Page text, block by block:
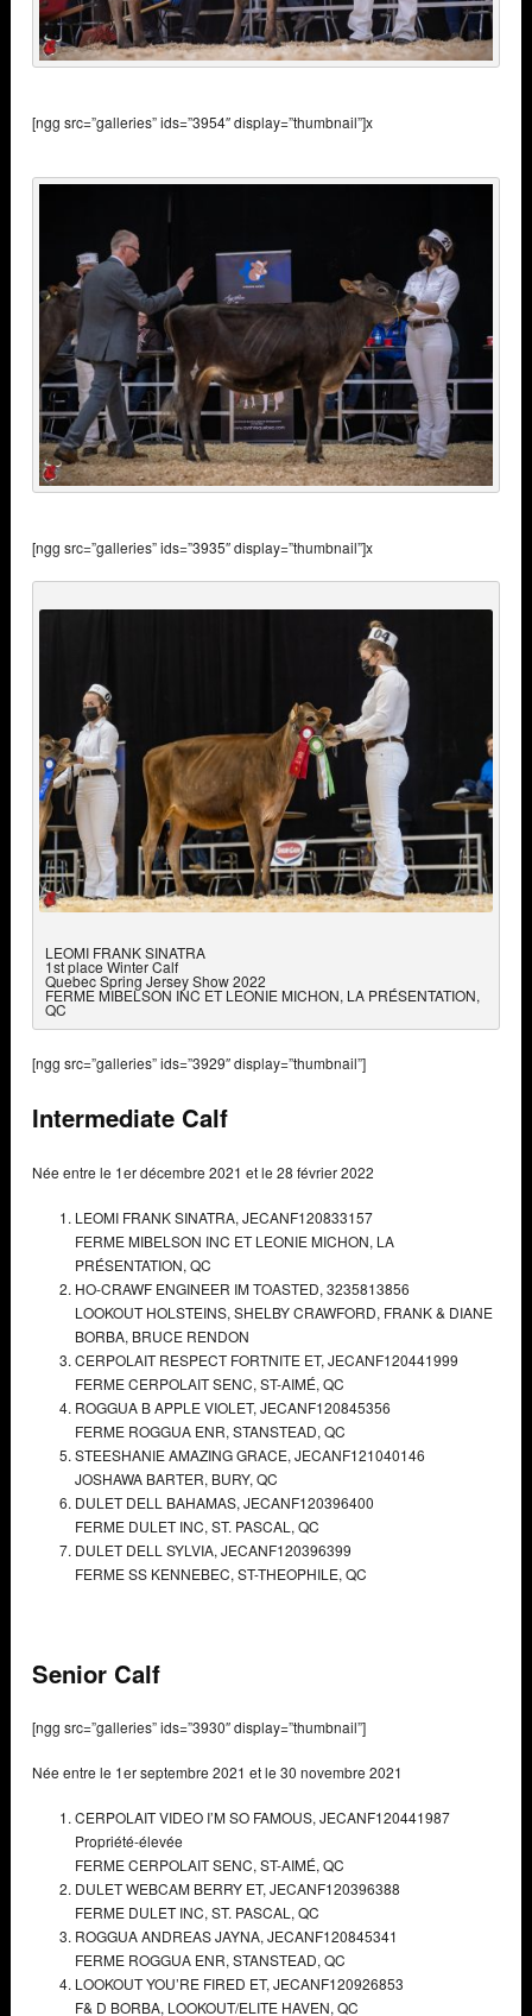
[ngg src=”galleries” ids=”3954″ display=”thumbnail”]x
[ngg src=”galleries” ids=”3935″ display=”thumbnail”]x
LEOMI FRANK SINATRA
1st place Winter Calf
Quebec Spring Jersey Show 2022
FERME MIBELSON INC ET LEONIE MICHON, LA PRÉSENTATION,
QC
[ngg src=”galleries” ids=”3929″ display=”thumbnail”]
Intermediate Calf
Née entre le 1er décembre 2021 et le 28 février 2022
LEOMI FRANK SINATRA, JECANF120833157
FERME MIBELSON INC ET LEONIE MICHON, LA
PRÉSENTATION, QC
HO-CRAWF ENGINEER IM TOASTED, 3235813856
LOOKOUT HOLSTEINS, SHELBY CRAWFORD, FRANK & DIANE
BORBA, BRUCE RENDON
CERPOLAIT RESPECT FORTNITE ET, JECANF120441999
FERME CERPOLAIT SENC, ST-AIMÉ, QC
ROGGUA B APPLE VIOLET, JECANF120845356
FERME ROGGUA ENR, STANSTEAD, QC
STEESHANIE AMAZING GRACE, JECANF121040146
JOSHAWA BARTER, BURY, QC
DULET DELL BAHAMAS, JECANF120396400
FERME DULET INC, ST. PASCAL, QC
DULET DELL SYLVIA, JECANF120396399
FERME SS KENNEBEC, ST-THEOPHILE, QC
Senior Calf
[ngg src=”galleries” ids=”3930″ display=”thumbnail”]
Née entre le 1er septembre 2021 et le 30 novembre 2021
CERPOLAIT VIDEO I’M SO FAMOUS,JECANF120441987
Propriété-élevée
FERME CERPOLAIT SENC,ST-AIMÉ, QC
DULET WEBCAM BERRY ET,JECANF120396388
FERME DULET INC,ST. PASCAL, QC
ROGGUA ANDREAS JAYNA,JECANF120845341
FERME ROGGUA ENR,STANSTEAD, QC
LOOKOUT YOU’RE FIRED ET,JECANF120926853
F& D BORBA, LOOKOUT/ELITE HAVEN,QC